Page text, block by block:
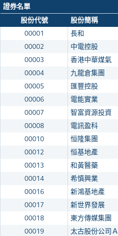
證券名單
股份代號
股份簡稱
00001
長和
00002
中電控股
00003
香港中華煤氣
00004
九龍倉集團
00005
匯豐控股
00006
電能實業
00007
智富資源投資
00008
電訊盈科
00010
恒隆集團
00012
恒基地產
00013
和黃醫藥
00014
希慎興業
00016
新鴻基地產
00017
新世界發展
00018
東方傳媒集團
00019
太古股份公司Ａ